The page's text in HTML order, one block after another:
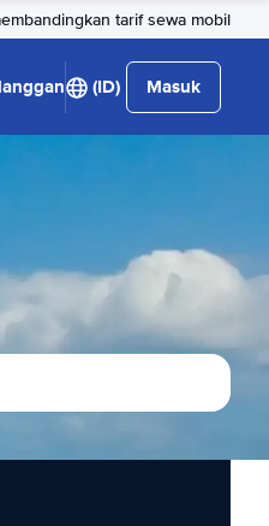
tarif sewa mobil
(ID) Masuk